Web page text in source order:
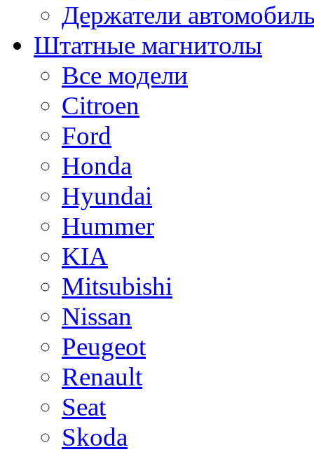
Держатели
Штатные магнитолы
Все модели
Citroen
Ford
Honda
Hyundai
Hummer
KIA
Mitsubishi
Nissan
Peugeot
Renault
Seat
Skoda